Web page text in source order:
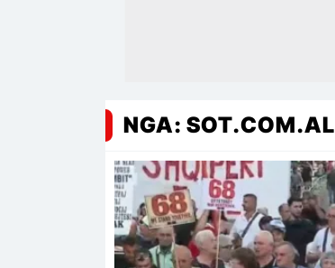
NGA: SOT.COM.AL